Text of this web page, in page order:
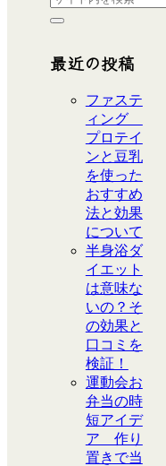
最近の投稿
ファステ
ィング
プロテイ
ンと豆乳
を使った
おすすめ
法と効果
について
半身浴ダ
イエット
は意味な
いの？そ
の効果と
口コミを
検証！
運動会お
弁当の時
短アイデ
ア 作り
置きで当